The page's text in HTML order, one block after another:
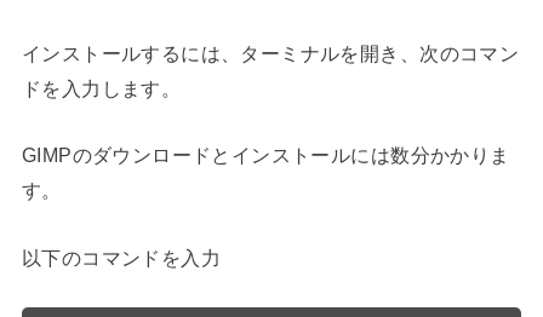
インストールするには、ターミナルを開き、次のコマン
ドを入力します。
GIMPのダウンロードとインストールには数分かかりま
す。
以下のコマンドを入力